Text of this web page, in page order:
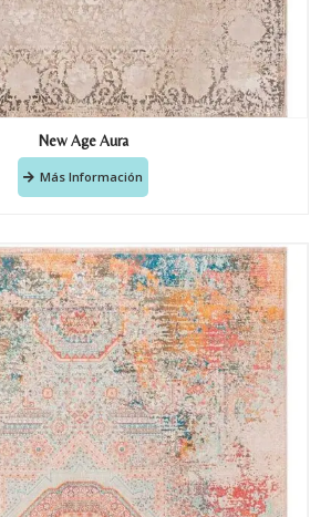
New Age Aura
Más Información